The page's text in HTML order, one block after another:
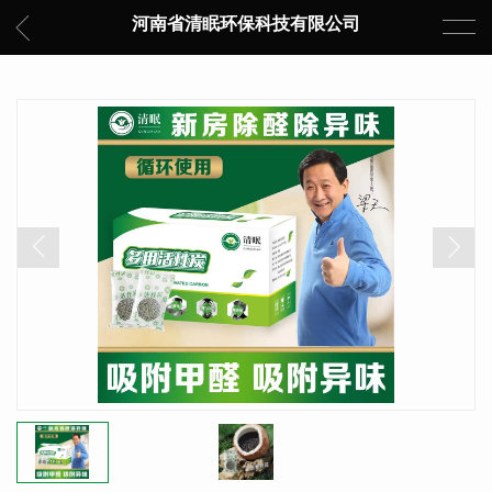
河南省清眠环保科技有限公司